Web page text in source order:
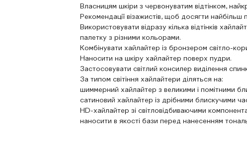
Власницям шкіри з червонуватим відтінком,
Рекомендації візажистів, щоб досягти найбільш
Використовувати відразу кілька відтінків
палетку з різними кольорами.
Комбінувати хайлайтер із бронзером світло-
Наносити на шкіру хайлайтер поверх пудри.
Застосовувати світлий консилер виділення
За типом світіння хайлайтери діляться на:
шиммерний хайлайтер з великими і помітними
сатиновий хайлайтер із дрібними блискучими
HD-хайлайтер зі світловідбиваючими
наносити в якості бази перед нанесенням